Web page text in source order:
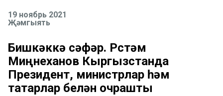
19 ноябрь 2021
Җәмгыять
Бишкәккә сәфәр. Рөстәм
Миңнеханов Кыргызстанда
Президент, министрлар һәм
татарлар белән очрашты